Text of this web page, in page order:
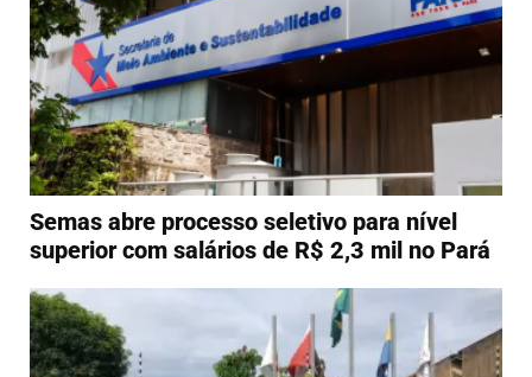
Semas abre processo seletivo para nível
superior com salários de R$ 2,3 mil no Pará